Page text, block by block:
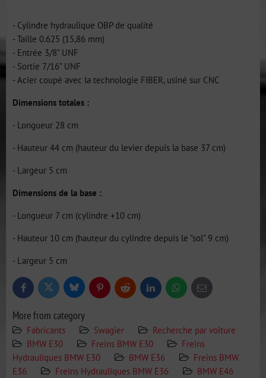
- Cylindre hydraulique OBP de qualité
- Taille 0.625 (15,86 mm)
- Entrée 3/8" UNF
- Sortie 7/16" UNF
- Acier coupé avec la technologie FIBER, usiné sur CNC
Dimensions totales :
- Longueur 28 cm
- Hauteur 44 cm (hauteur du levier depuis la base 37 cm)
- Largeur 5 cm
Dimensions de la base :
- Longueur 7 cm (cylindre +10 cm)
- Hauteur 10 cm (hauteur du cylindre depuis le "sol" 9 cm)
- Largeur 5 cm
FacebookTwitter BlueskyPinterestReddit LinkedInWhatsApp
E-
mail
More from category
Fabricants Swagier
Recherche par voiture
BMW E30
Freins BMW E30
Freins
Hydrauliques BMW E30
BMW E36
Freins BMW
E36
Freins Hydrauliques BMW E36
BMW E46